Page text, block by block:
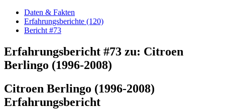
Daten & Fakten
Erfahrungsberichte (120)
Bericht #73
Erfahrungsbericht #73 zu: Citroen
Berlingo (1996-2008)
Citroen Berlingo (1996-2008)
Erfahrungsbericht